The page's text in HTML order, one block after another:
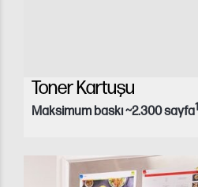
Toner Kartuşu
Maksimum baskı ~2.300 sayfa1